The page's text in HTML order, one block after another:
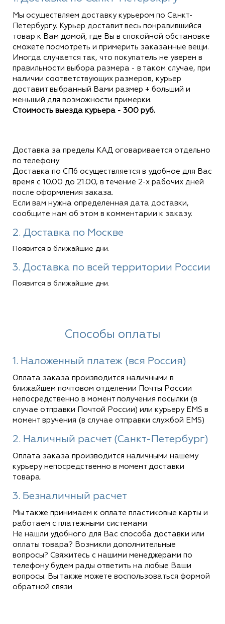
Мы осуществляем доставку курьером по Санкт-
Петербургу. Курьер доставит весь понравившийся
товар к Вам домой, где Вы в спокойной обстановке
сможете посмотреть и примерить заказанные вещи.
Иногда случается так, что покупатель не уверен в
правильности выбора размера - в таком случае, при
наличии соответствующих размеров, курьер
доставит выбранный Вами размер + больший и
меньший для возможности примерки.
Стоимость выезда курьера - 300 руб.
Доставка за пределы КАД оговаривается отдельно
по телефону
Доставка по СПб осуществляется в удобное для Вас
время с 10.00 до 21.00, в течение 2-х рабочих дней
после оформления заказа.
Если вам нужна определенная дата доставки,
сообщите нам об этом в комментарии к заказу.
2. Доставка по Москве
Появится в ближайшие дни.
3. Доставка по всей территории России
Появится в ближайшие дни.
Способы оплаты
1. Наложенный платеж (вся Россия)
Оплата заказа производится наличными в
ближайшем почтовом отделении Почты России
непосредственно в момент получения посылки (в
случае отправки Почтой России) или курьеру EMS в
момент вручения (в случае отправки службой EMS)
2. Наличный расчет (Санкт-Петербург)
Оплата заказа производится наличными нашему
курьеру непосредственно в момент доставки
товара.
3. Безналичный расчет
Мы также принимаем к оплате пластиковые карты и
работаем с платежными системами
Не нашли удобного для Вас способа доставки или
оплаты товара? Возникли дополнительные
вопросы? Свяжитесь с нашими менеджерами по
телефону будем рады ответить на любые Ваши
вопросы. Вы также можете воспользоваться формой
обратной связи